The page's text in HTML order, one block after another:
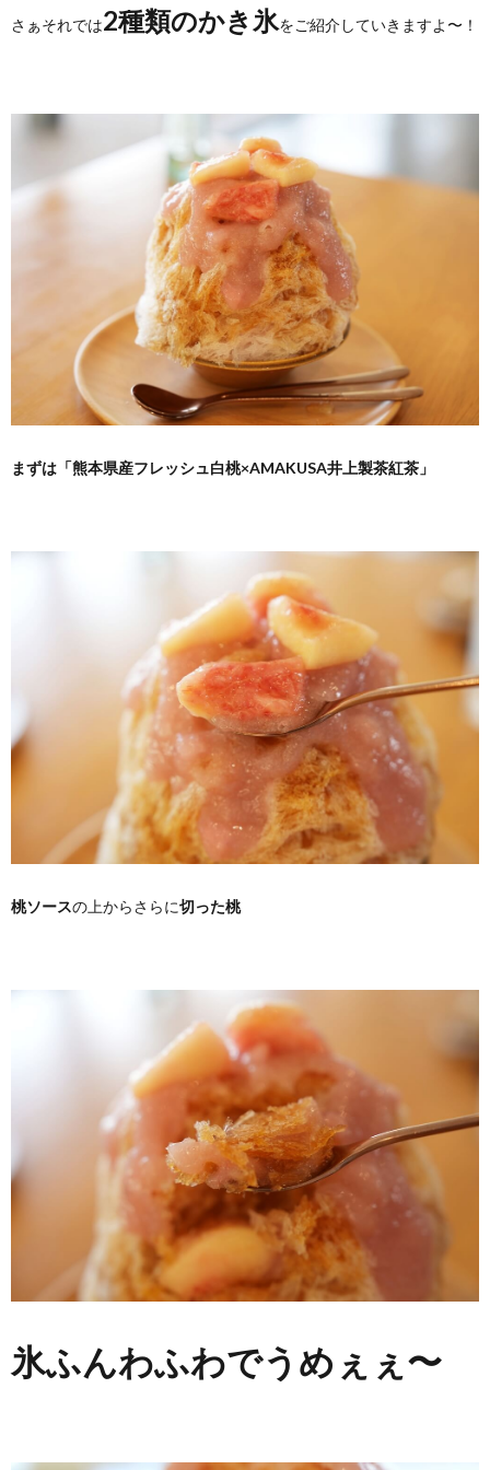
さぁそれでは2種類のかき氷をご紹介していきますよ〜！
まずは「熊本県産フレッシュ白桃×AMAKUSA井上製茶紅茶」
桃ソースの上からさらに切った桃
氷ふんわふわでうめぇぇ〜